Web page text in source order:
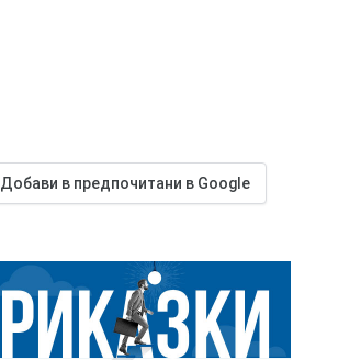
Добави в предпочитани в Google